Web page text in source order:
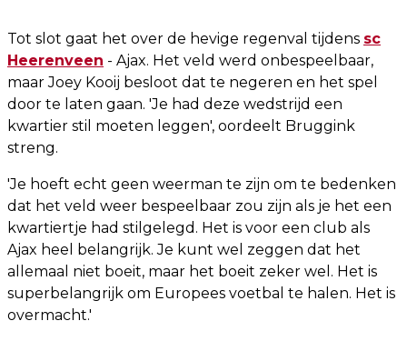
Tot slot gaat het over de hevige regenval tijdens sc
Heerenveen - Ajax. Het veld werd onbespeelbaar,
maar Joey Kooij besloot dat te negeren en het spel
door te laten gaan. 'Je had deze wedstrijd een
kwartier stil moeten leggen', oordeelt Bruggink
streng.
'Je hoeft echt geen weerman te zijn om te bedenken
dat het veld weer bespeelbaar zou zijn als je het een
kwartiertje had stilgelegd. Het is voor een club als
Ajax heel belangrijk. Je kunt wel zeggen dat het
allemaal niet boeit, maar het boeit zeker wel. Het is
superbelangrijk om Europees voetbal te halen. Het is
overmacht.'